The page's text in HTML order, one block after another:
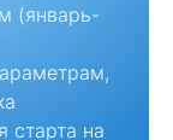
(январь-
старта на